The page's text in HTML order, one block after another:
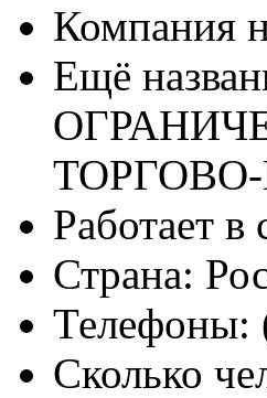
Компания
Ещё
Работает в
Страна:
Телефоны:
Сколько